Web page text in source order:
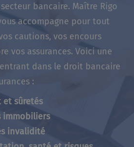
bancaire. Maître Rigo
accompagne pour tout
cautions, vos encours
vos assurances. Voici une
dans le droit bancaire
:
sûretés
immobiliers
invalidité